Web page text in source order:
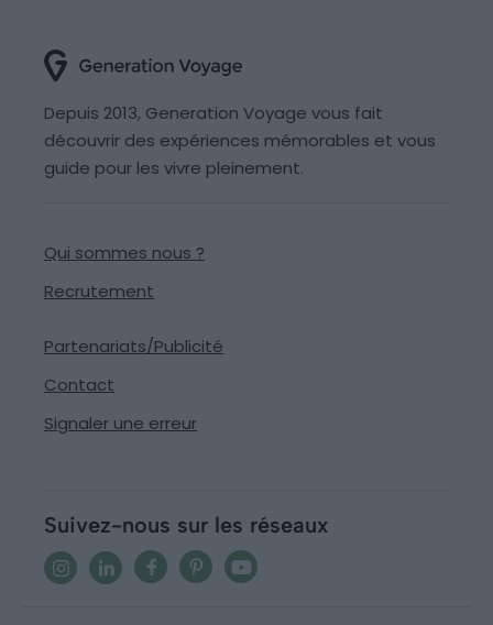
Depuis 2013, Generation Voyage vous fait
découvrir des expériences mémorables et vous
guide pour les vivre pleinement.
Qui sommes nous ?
Recrutement
Partenariats/Publicité
Contact
Signaler une erreur
Suivez-nous sur les réseaux